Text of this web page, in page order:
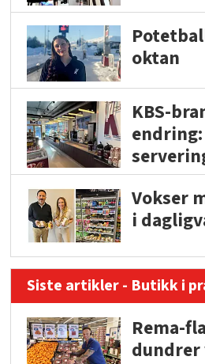
oktan
KBS-
Vokser
i
Siste artikler - Butikk i
Rema-
dundrer